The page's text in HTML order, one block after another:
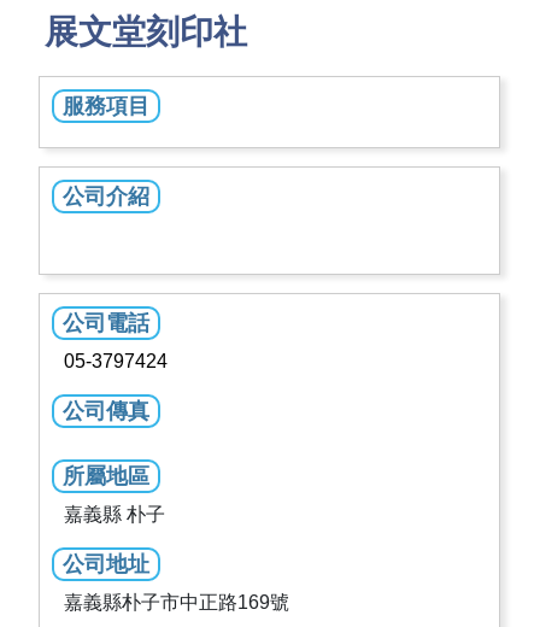
展文堂刻印社
服務項目
公司介紹
公司電話
05-3797424
公司傳真
所屬地區
嘉義縣 朴子
公司地址
嘉義縣朴子市中正路169號